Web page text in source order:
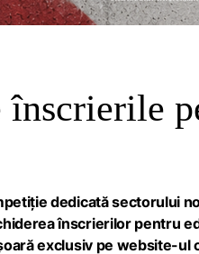
dedicată sectorului
înscrierilor pentru
exclusiv pe website-ul